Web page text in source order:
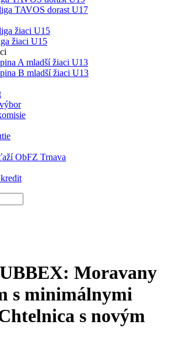
TAVOS dorast U17
žiaci U15
žiaci U15
A mladší žiaci U13
B mladší žiaci U13
ObFZ Trnava
Moravany
s minimálnymi
s novým